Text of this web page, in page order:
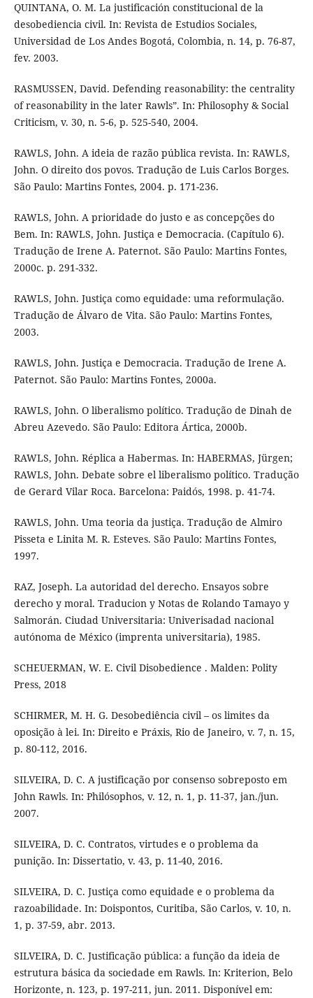
QUINTANA, O. M. La justificación constitucional de la
desobediencia civil. In: Revista de Estudios Sociales,
Universidad de Los Andes Bogotá, Colombia, n. 14, p. 76-87,
fev. 2003.
RASMUSSEN, David. Defending reasonability: the centrality
of reasonability in the later Rawls”. In: Philosophy & Social
Criticism, v. 30, n. 5-6, p. 525-540, 2004.
RAWLS, John. A ideia de razão pública revista. In: RAWLS,
John. O direito dos povos. Tradução de Luis Carlos Borges.
São Paulo: Martins Fontes, 2004. p. 171-236.
RAWLS, John. A prioridade do justo e as concepções do
Bem. In: RAWLS, John. Justiça e Democracia. (Capítulo 6).
Tradução de Irene A. Paternot. São Paulo: Martins Fontes,
2000c. p. 291-332.
RAWLS, John. Justiça como equidade: uma reformulação.
Tradução de Álvaro de Vita. São Paulo: Martins Fontes,
2003.
RAWLS, John. Justiça e Democracia. Tradução de Irene A.
Paternot. São Paulo: Martins Fontes, 2000a.
RAWLS, John. O liberalismo político. Tradução de Dinah de
Abreu Azevedo. São Paulo: Editora Ártica, 2000b.
RAWLS, John. Réplica a Habermas. In: HABERMAS, Jürgen;
RAWLS, John. Debate sobre el liberalismo político. Tradução
de Gerard Vilar Roca. Barcelona: Paidós, 1998. p. 41-74.
RAWLS, John. Uma teoria da justiça. Tradução de Almiro
Pisseta e Linita M. R. Esteves. São Paulo: Martins Fontes,
1997.
RAZ, Joseph. La autoridad del derecho. Ensayos sobre
derecho y moral. Traducion y Notas de Rolando Tamayo y
Salmorán. Ciudad Universitaria: Univerisadad nacional
autónoma de México (imprenta universitaria), 1985.
SCHEUERMAN, W. E. Civil Disobedience . Malden: Polity
Press, 2018
SCHIRMER, M. H. G. Desobediência civil – os limites da
oposição à lei. In: Direito e Práxis, Rio de Janeiro, v. 7, n. 15,
p. 80-112, 2016.
SILVEIRA, D. C. A justificação por consenso sobreposto em
John Rawls. In: Philósophos, v. 12, n. 1, p. 11-37, jan./jun.
2007.
SILVEIRA, D. C. Contratos, virtudes e o problema da
punição. In: Dissertatio, v. 43, p. 11-40, 2016.
SILVEIRA, D. C. Justiça como equidade e o problema da
razoabilidade. In: Doispontos, Curitiba, São Carlos, v. 10, n.
1, p. 37-59, abr. 2013.
SILVEIRA, D. C. Justificação pública: a função da ideia de
estrutura básica da sociedade em Rawls. In: Kriterion, Belo
Horizonte, n. 123, p. 197-211, jun. 2011. Disponível em: